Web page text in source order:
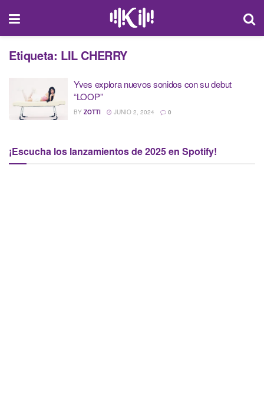
Etiqueta: LIL CHERRY
Yves explora nuevos sonidos con su debut
“LOOP”
BY ZOTTI JUNIO 2, 2024 0
¡Escucha los lanzamientos de 2025 en Spotify!